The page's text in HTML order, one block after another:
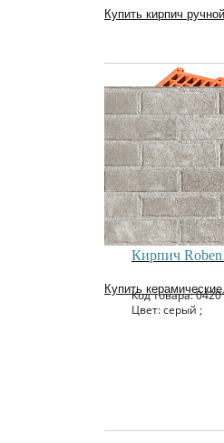
Купить кирпич
Купить
Кирпич
Код товара:
Цвет: серый ;